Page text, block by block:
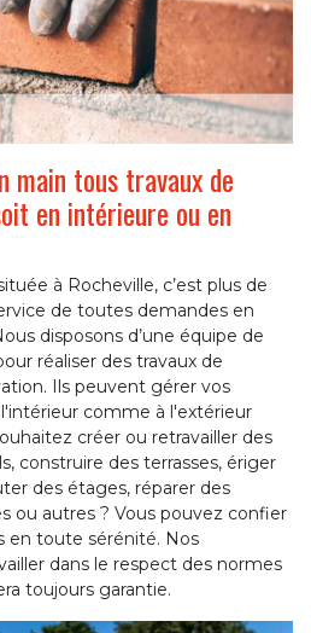
main tous travaux de
en intérieure ou en
à Rocheville, c’est plus de
de toutes demandes en
disposons d’une équipe de
réaliser des travaux de
Ils peuvent gérer vos
comme à l'extérieur
créer ou retravailler des
construire des terrasses, ériger
des étages, réparer des
ou autres ? Vous pouvez confier
en toute sérénité. Nos
dans le respect des normes
toujours garantie.